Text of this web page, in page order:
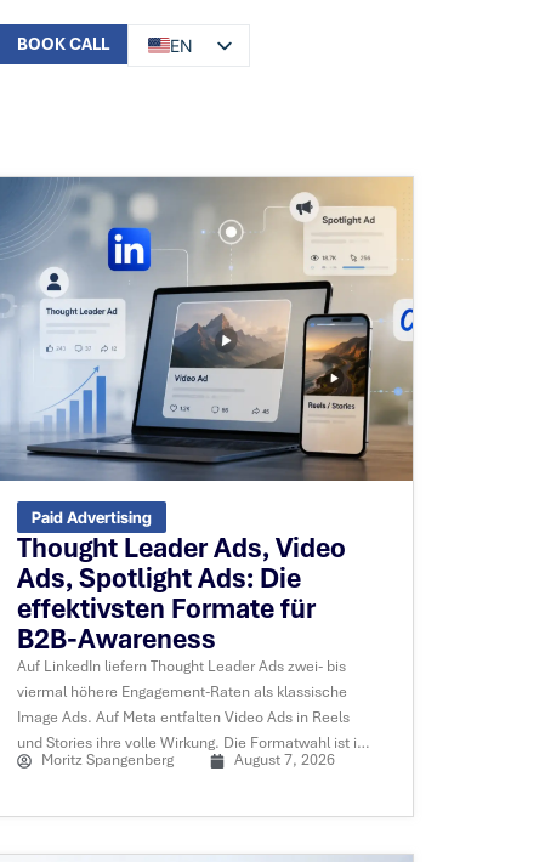
BOOK CALL
EN
Paid Advertising
Thought Leader Ads, Video
Ads, Spotlight Ads: Die
effektivsten Formate für
B2B-Awareness
Auf LinkedIn liefern Thought Leader Ads zwei- bis
viermal höhere Engagement-Raten als klassische
Image Ads. Auf Meta entfalten Video Ads in Reels
und Stories ihre volle Wirkung. Die Formatwahl ist im
B2B oft wichtiger als die Plattform selbst.....
Moritz Spangenberg August 7, 2026